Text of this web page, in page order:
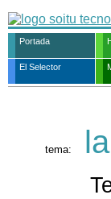
Portada
El Selector
tema: